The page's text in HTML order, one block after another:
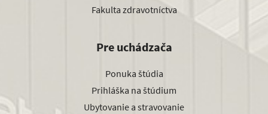
Fakulta zdravotníctva
Pre uchádzača
Ponuka štúdia
Prihláška na štúdium
Ubytovanie a stravovanie